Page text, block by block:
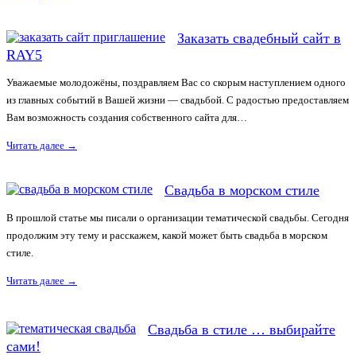
Заказать свадебный сайт в
RAY5
Уважаемые молодожёны, поздравляем Вас со скорым наступлением одного
из главных событий в Вашей жизни — свадьбой. С радостью предоставляем
Вам возможность создания собственного сайта для…
Читать далее →
Свадьба в морском стиле
В прошлой статье мы писали о организации тематической свадьбы. Сегодня
продолжим эту тему и расскажем, какой может быть свадьба в морском
стиле.
Читать далее →
Свадьба в стиле … выбирайте
сами!